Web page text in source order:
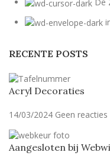
RECENTE POSTS
Acryl Decoraties
14/03/2024 Geen reacties
Aangesloten bij